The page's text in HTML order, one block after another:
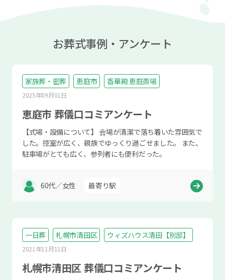
お葬式事例・アンケート
家族葬・密葬 恵庭市 香華殿 恵庭斎場
2025年09月01日
恵庭市 葬儀口コミアンケート
【式場・設備について】 会場が清潔で落ち着いた雰囲気で
した。控室が広く、親族でゆっくり過ごせました。 また、
駐車場がとても広く、参列者にも便利だった。
60代／女性 最寄り駅
一日葬 札幌市清田区 ウィズハウス清田【別邸】
2021年11月11日
札幌市清田区 葬儀口コミアンケート